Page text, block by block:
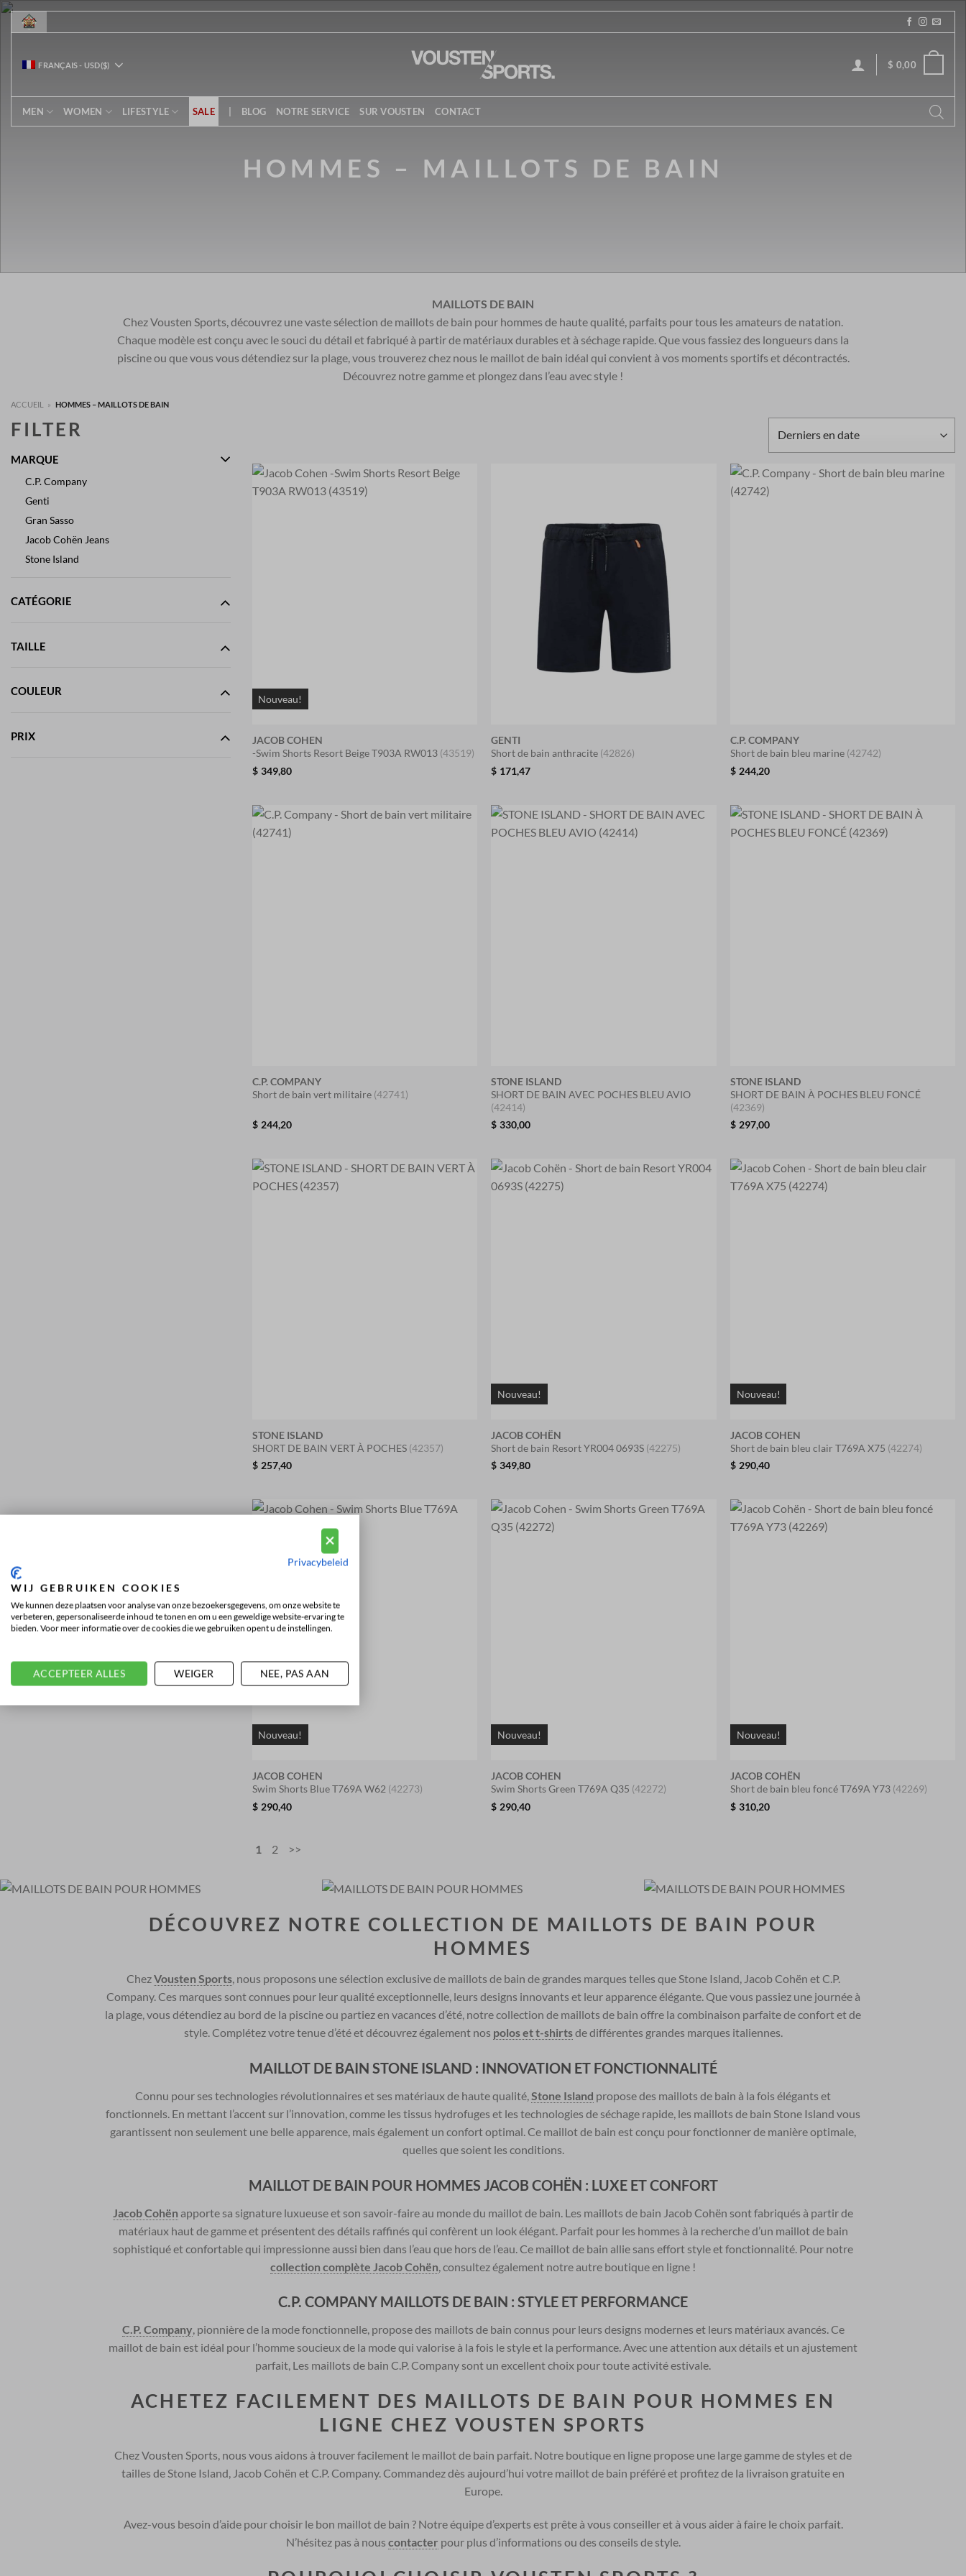
Passer
FRANÇAIS- USD($) $ 0,00
MEN WOMEN LIFESTYLE SALE BLOG NOTRE SERVICE SUR VOUSTEN CONTACT
HOMMES – MAILLOTS DE BAIN
MAILLOTS DE BAIN
Chez Vousten Sports, découvrez une vaste sélection de maillots de bain pour hommes de haute qualité, parfaits pour tous les amateurs de natation.
Chaque modèle est conçu avec le souci du détail et fabriqué à partir de matériaux durables et à séchage rapide. Que vous fassiez des longueurs dans la
piscine ou que vous vous détendiez sur la plage, vous trouverez chez nous le maillot de bain idéal qui convient à vos moments sportifs et décontractés.
Découvrez notre gamme et plongez dans l’eau avec style !
ACCUEIL » HOMMES – MAILLOTS DE BAIN
FILTER
MARQUE
C.P. Company
Genti
Gran Sasso
Jacob Cohën Jeans
Stone Island
CATÉGORIE
TAILLE
COULEUR
PRIX
Nouveau!
JACOB COHEN
-Swim Shorts Resort Beige T903A RW013 (43519)
$ 349,80
GENTI
Short de bain anthracite (42826)
$ 171,47
C.P. COMPANY
Short de bain bleu marine (42742)
$ 244,20
C.P. COMPANY
Short de bain vert militaire (42741)
$ 244,20
STONE ISLAND
SHORT DE BAIN AVEC POCHES BLEU AVIO
(42414)
$ 330,00
STONE ISLAND
SHORT DE BAIN À POCHES BLEU FONCÉ
(42369)
$ 297,00
STONE ISLAND
SHORT DE BAIN VERT À POCHES (42357)
$ 257,40
Nouveau!
JACOB COHËN
Short de bain Resort YR004 0693S (42275)
$ 349,80
Nouveau!
JACOB COHEN
Short de bain bleu clair T769A X75 (42274)
$ 290,40
Nouveau!
JACOB COHEN
Swim Shorts Blue T769A W62 (42273)
$ 290,40
Nouveau!
JACOB COHEN
Swim Shorts Green T769A Q35 (42272)
$ 290,40
Nouveau!
JACOB COHËN
Short de bain bleu foncé T769A Y73 (42269)
$ 310,20
1 2 >>
DÉCOUVREZ NOTRE COLLECTION DE MAILLOTS DE BAIN POUR
HOMMES
ChezVousten Sports, nous proposons une sélection exclusive de maillots de bain de grandes marques telles que Stone Island, Jacob Cohën et C.P.
Company. Ces marques sont connues pour leur qualité exceptionnelle, leurs designs innovants et leur apparence élégante. Que vous passiez une journée à
la plage, vous détendiez au bord de la piscine ou partiez en vacances d’été, notre collection de maillots de bain offre la combinaison parfaite de confort et de
style. Complétez votre tenue d’été et découvrez également nos polos et t-shirtsde différentes grandes marques italiennes.
MAILLOT DE BAIN STONE ISLAND : INNOVATION ET FONCTIONNALITÉ
Connu pour ses technologies révolutionnaires et ses matériaux de haute qualité,Stone Island propose des maillots de bain à la fois élégants et
fonctionnels. En mettant l’accent sur l’innovation, comme les tissus hydrofuges et les technologies de séchage rapide, les maillots de bain Stone Island vous
garantissent non seulement une belle apparence, mais également un confort optimal. Ce maillot de bain est conçu pour fonctionner de manière optimale,
quelles que soient les conditions.
MAILLOT DE BAIN POUR HOMMES JACOB COHËN : LUXE ET CONFORT
Jacob Cohën apporte sa signature luxueuse et son savoir-faire au monde du maillot de bain. Les maillots de bain Jacob Cohën sont fabriqués à partir de
matériaux haut de gamme et présentent des détails raffinés qui confèrent un look élégant. Parfait pour les hommes à la recherche d’un maillot de bain
sophistiqué et confortable qui impressionne aussi bien dans l’eau que hors de l’eau. Ce maillot de bain allie sans effort style et fonctionnalité. Pour notre
collection complète Jacob Cohën , consultez également notre autre boutique en ligne !
C.P. COMPANY MAILLOTS DE BAIN : STYLE ET PERFORMANCE
C.P. Company, pionnière de la mode fonctionnelle, propose des maillots de bain connus pour leurs designs modernes et leurs matériaux avancés. Ce
maillot de bain est idéal pour l’homme soucieux de la mode qui valorise à la fois le style et la performance. Avec une attention aux détails et un ajustement
parfait, Les maillots de bain C.P. Company sont un excellent choix pour toute activité estivale.
ACHETEZ FACILEMENT DES MAILLOTS DE BAIN POUR HOMMES EN
LIGNE CHEZ VOUSTEN SPORTS
Chez Vousten Sports, nous vous aidons à trouver facilement le maillot de bain parfait. Notre boutique en ligne propose une large gamme de styles et de
tailles de Stone Island, Jacob Cohën et C.P. Company. Commandez dès aujourd’hui votre maillot de bain préféré et profitez de la livraison gratuite en
Europe.
Avez-vous besoin d’aide pour choisir le bon maillot de bain ? Notre équipe d’experts est prête à vous conseiller et à vous aider à faire le choix parfait.
N’hésitez pas à nous contacter pour plus d’informations ou des conseils de style.
Privacybeleid
WIJ GEBRUIKEN COOKIES
We kunnen deze plaatsen voor analyse van onze bezoekersgegevens, om onze website te
verbeteren, gepersonaliseerde inhoud te tonen en om u een geweldige website-ervaring te
bieden. Voor meer informatie over de cookies die we gebruiken opent u de instellingen.
ACCEPTEER ALLES WEIGER NEE, PAS AAN